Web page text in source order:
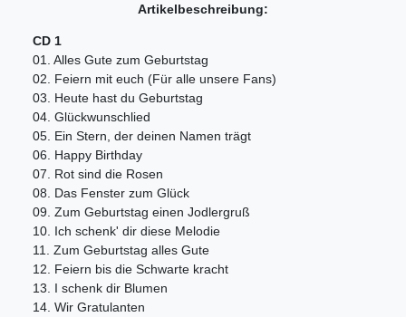
Artikelbeschreibung:
CD 1
01. Alles Gute zum Geburtstag
02. Feiern mit euch (Für alle unsere Fans)
03. Heute hast du Geburtstag
04. Glückwunschlied
05. Ein Stern, der deinen Namen trägt
06. Happy Birthday
07. Rot sind die Rosen
08. Das Fenster zum Glück
09. Zum Geburtstag einen Jodlergruß
10. Ich schenk' dir diese Melodie
11. Zum Geburtstag alles Gute
12. Feiern bis die Schwarte kracht
13. I schenk dir Blumen
14. Wir Gratulanten